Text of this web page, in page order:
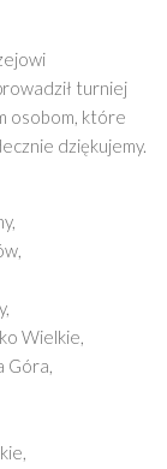
turniej
osobom, które
dziękujemy.
Wielkie,
Góra,